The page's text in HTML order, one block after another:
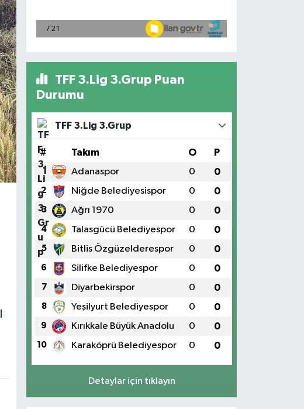
TFF 3.Lig 3.Grup Puan
Durumu
TFF 3.Lig 3.Grup
# Takım O P
1 Adanaspor 0 0
2 Niğde Belediyesispor 0 0
3 Ağrı 1970 0 0
4 Talasgücü Belediyespor 0 0
5 Bitlis Özgüzelderespor 0 0
6 Silifke Belediyespor 0 0
7 Diyarbekirspor 0 0
8 Yeşilyurt Belediyespor 0 0
9 Kırıkkale Büyük Anadolu 0 0
10 Karaköprü Belediyespor 0 0
Detaylar için tıklayın